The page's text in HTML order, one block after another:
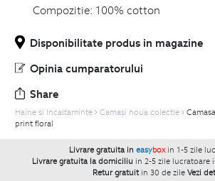
Compozitie: 100% cotton
Disponibilitate produs in magazine
Opinia cumparatorului
Share
Haine si Incaltaminte Camasi noua colectie
print floral
Livrare gratuita in easybox in 1-5 zile
Livrare gratuita la domiciliu in 2-5 zile lucratoare
Retur gratuit in 30 de zile Vezi